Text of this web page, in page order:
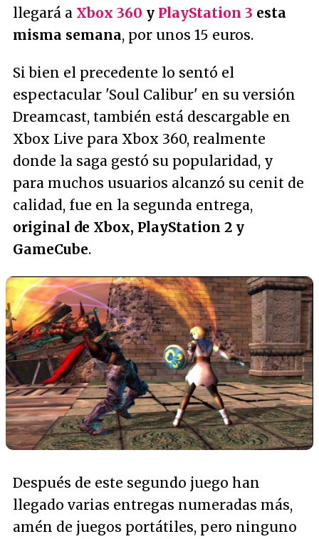
llegará a Xbox 360 y PlayStation 3 esta
misma semana, por unos 15 euros.
Si bien el precedente lo sentó el
espectacular 'Soul Calibur' en su versión
Dreamcast, también está descargable en
Xbox Live para Xbox 360, realmente
donde la saga gestó su popularidad, y
para muchos usuarios alcanzó su cenit de
calidad, fue en la segunda entrega,
original de Xbox, PlayStation 2 y
GameCube.
Después de este segundo juego han
llegado varias entregas numeradas más,
amén de juegos portátiles, pero ninguno